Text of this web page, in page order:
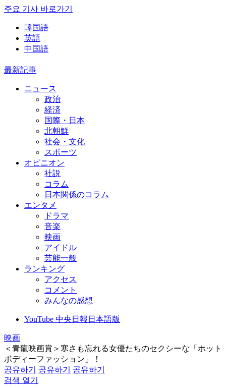
주요 기사 바로가기
韓国語
英語
中国語
最新記事
ニュース
政治
経済
国際・日本
北朝鮮
社会・文化
スポーツ
オピニオン
社説
コラム
日本関係のコラム
エンタメ
ドラマ
音楽
映画
アイドル
芸能一般
ランキング
アクセス
コメント
みんなの感想
YouTube 中央日報日本語版
映画
＜青龍映画賞＞寒さも忘れる女優たちのセクシーな「ホット
ボディーファッション」！
공유하기
공유하기
공유하기
검색 열기